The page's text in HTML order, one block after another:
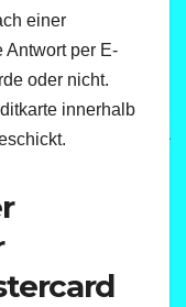
einer
Antwort per E-
oder nicht.
innerhalb